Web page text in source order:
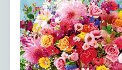
Ultimele articole: Vi,
Județean